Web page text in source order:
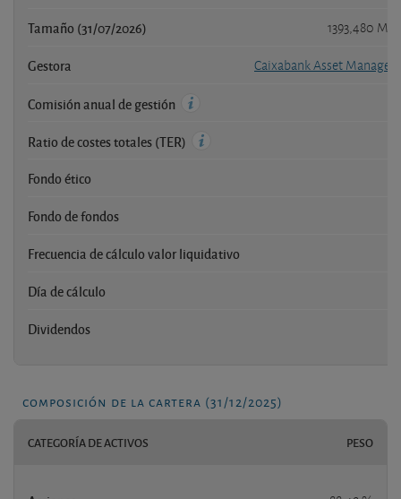
Tamaño (31/07/2026) 1393,480
Gestora Caixabank Asset
Comisión anual de gestión
Ratio de costes totales (TER)
Fondo ético
Fondo de fondos
Frecuencia de cálculo valor liquidativo
Día de cálculo
Dividendos
composición de la cartera (31/12/2025)
CATEGORÍA DE ACTIVOS PESO